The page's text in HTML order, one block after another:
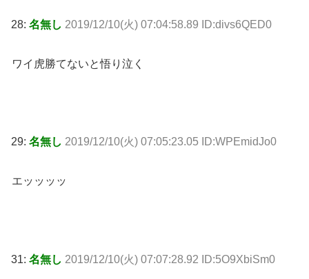
28: 名無し 2019/12/10(火) 07:04:58.89 ID:divs6QED0
ワイ虎勝てないと悟り泣く
29: 名無し 2019/12/10(火) 07:05:23.05 ID:WPEmidJo0
エッッッッ
31: 名無し 2019/12/10(火) 07:07:28.92 ID:5O9XbiSm0